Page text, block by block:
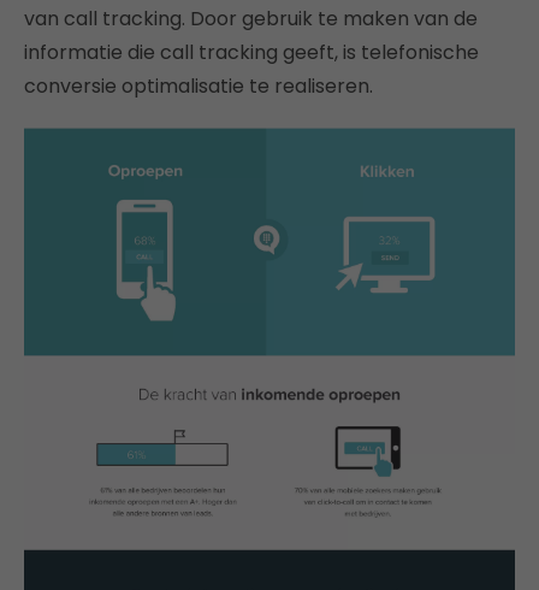
van call tracking. Door gebruik te maken van de
informatie die call tracking geeft, is telefonische
conversie optimalisatie te realiseren.